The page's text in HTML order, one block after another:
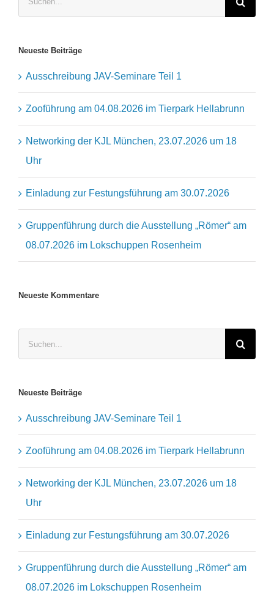
nach:
Neueste Beiträge
Ausschreibung JAV-Seminare Teil 1
Zooführung am 04.08.2026 im Tierpark Hellabrunn
Networking der KJL München, 23.07.2026 um 18
Uhr
Einladung zur Festungsführung am 30.07.2026
Gruppenführung durch die Ausstellung „Römer“ am
08.07.2026 im Lokschuppen Rosenheim
Neueste Kommentare
nach:
Neueste Beiträge
Ausschreibung JAV-Seminare Teil 1
Zooführung am 04.08.2026 im Tierpark Hellabrunn
Networking der KJL München, 23.07.2026 um 18
Uhr
Einladung zur Festungsführung am 30.07.2026
Gruppenführung durch die Ausstellung „Römer“ am
08.07.2026 im Lokschuppen Rosenheim